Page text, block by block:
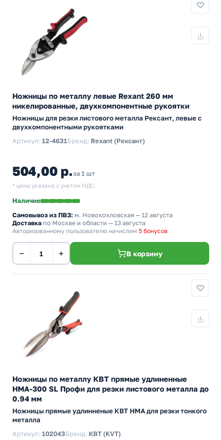
Ножницы по металлу левые Rexant 260 мм
никелированные, двухкомпонентные рукоятки
Ножницы для резки листового металла Рексант, левые с
двухкомпонентными рукоятками
Артикул: 12-4631Бренд: Rexant (Рексант)
504,00 р.за 1 шт
* цена указана с учетом НДС.
Наличие
Самовывоз из ПВЗ: м. Новохохловская — 12 августа
Доставка по Москве и области — 13 августа
Авторизованному пользователю начислим 5 бонусов
− + В корзину
Ножницы по металлу КВТ прямые удлиненные
НМА-300 SL Профи для резки листового металла до
0.94 мм
Ножницы прямые удлинненые КВТ НМА для резки тонкого
металла
Артикул: 102043Бренд: КВТ (KVT)